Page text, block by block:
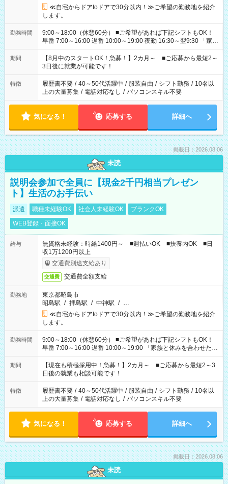
≪自宅からドアtoドアで30分以内！≫ご希望の勤務地を紹介
します。
勤務時間
9:00～18:00（休憩60分） ■ご希望があれば下記シフトもOK！
早番 7:00～16:00 遅番 10:00～19:00 夜勤 16:30～翌9:30 「家族
と休みを合わせたい」 「余裕を持って夕飯の準備がしたい」
「できれば残業はしたくない」 など、ご希望を教えてください
ね。 ※Wワーク希望の方へ 今ご覧のお仕事で希望する勤務時間
と、もう1つのお仕事の勤務時間。 合計で週40時間を超える場
合は応募できません。
期間
【8月中のスタートOK！急募！】2カ月～ ■ご応募から最短2～
3日後に就業が可能です！
特徴 履歴書不要 / 40～50代活躍中 / 服装自由 / シフト勤務 / 10名以
上の大量募集 / 電話対応なし / パソコンスキル不要
気になる！ 応募する 詳細へ
掲載日：2026.08.06
未読
説明会参加で全員に【現金2千円相当プレゼン
ト】生活のお手伝い
派遣 職種未経験OK 社会人未経験OK
ブランクOK
WEB登録・面接OK
給与
無資格未経験：時給1400円～ ■週払いOK ■扶養内OK ■日
収1万1200円以上
交通費別途支給あり
交通費 交通費全額支給
勤務地
東京都昭島市
昭島駅 / 拝島駅 / 中神駅 / …
≪自宅からドアtoドアで30分以内！≫ご希望の勤務地を紹介
します。
勤務時間
9:00～18:00（休憩60分） ■ご希望があれば下記シフトもOK！
早番 7:00～16:00 遅番 10:00～19:00 「家族と休みを合わせた
い」 「余裕を持って夕飯の準備がしたい」 「できれば残業はし
たくない」 など、ご希望を教えてくださいね。 ※Wワーク希望
の方へ 今ご覧のお仕事で希望する勤務時間と、もう1つのお仕事
の勤務時間。 合計で週40時間を超える場合は応募できません。
期間
【現在も積極採用中！急募！】2カ月～ ■ご応募から最短2～3
日後の就業も相談可能です！
特徴 履歴書不要 / 40～50代活躍中 / 服装自由 / シフト勤務 / 10名以
上の大量募集 / 電話対応なし / パソコンスキル不要
気になる！ 応募する 詳細へ
掲載日：2026.08.06
未読